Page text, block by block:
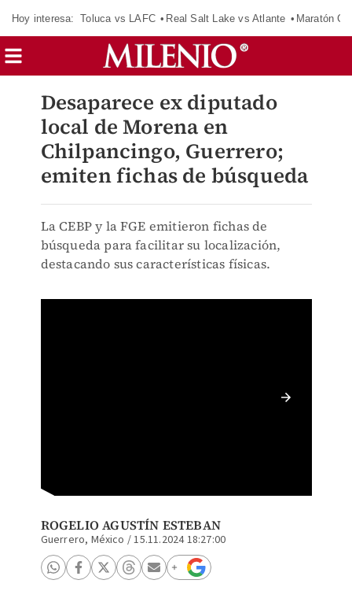
Hoy interesa: Toluca vs LAFC Real Salt Lake vs Atlante Maratón
Desaparece ex diputado
local de Morena en
Chilpancingo, Guerrero;
emiten fichas de búsqueda
La CEBP y la FGE emitieron fichas de
búsqueda para facilitar su localización,
destacando sus características físicas.
ROGELIO AGUSTÍN ESTEBAN
Guerrero, México /15.11.2024 18:27:00